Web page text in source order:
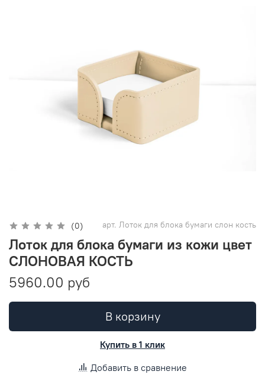
(0) арт. Лоток для блока бумаги слон кость
Лоток для блока бумаги из кожи цвет
СЛОНОВАЯ КОСТЬ
5960.00 руб
В корзину
Купить в 1 клик
Добавить в сравнение